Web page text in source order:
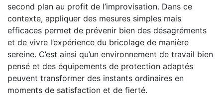
second plan au profit de l’improvisation. Dans ce
contexte, appliquer des mesures simples mais
efficaces permet de prévenir bien des désagréments
et de vivre l’expérience du bricolage de manière
sereine. C’est ainsi qu’un environnement de travail bien
pensé et des équipements de protection adaptés
peuvent transformer des instants ordinaires en
moments de satisfaction et de fierté.